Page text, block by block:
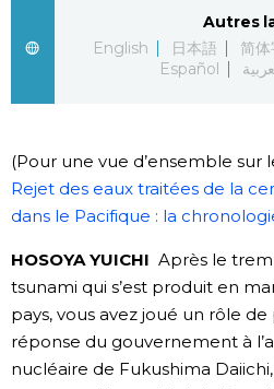
Autres
English
日本語 简
Español
(Pour une vue d’ensemble sur
Rejet des eaux traitées de la
dans le Pacifique : la
HOSOYA YUICHI Après le
tsunami qui s’est produit en
pays, vous avez joué un rôle
réponse du gouvernement à
nucléaire de Fukushima